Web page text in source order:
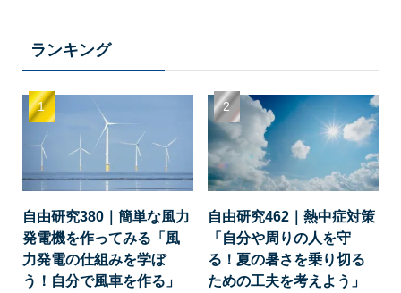
ランキング
自由研究380｜簡単な風力
発電機を作ってみる「風
力発電の仕組みを学ぼ
う！自分で風車を作る」
自由研究462｜熱中症対策
「自分や周りの人を守
る！夏の暑さを乗り切る
ための工夫を考えよう」